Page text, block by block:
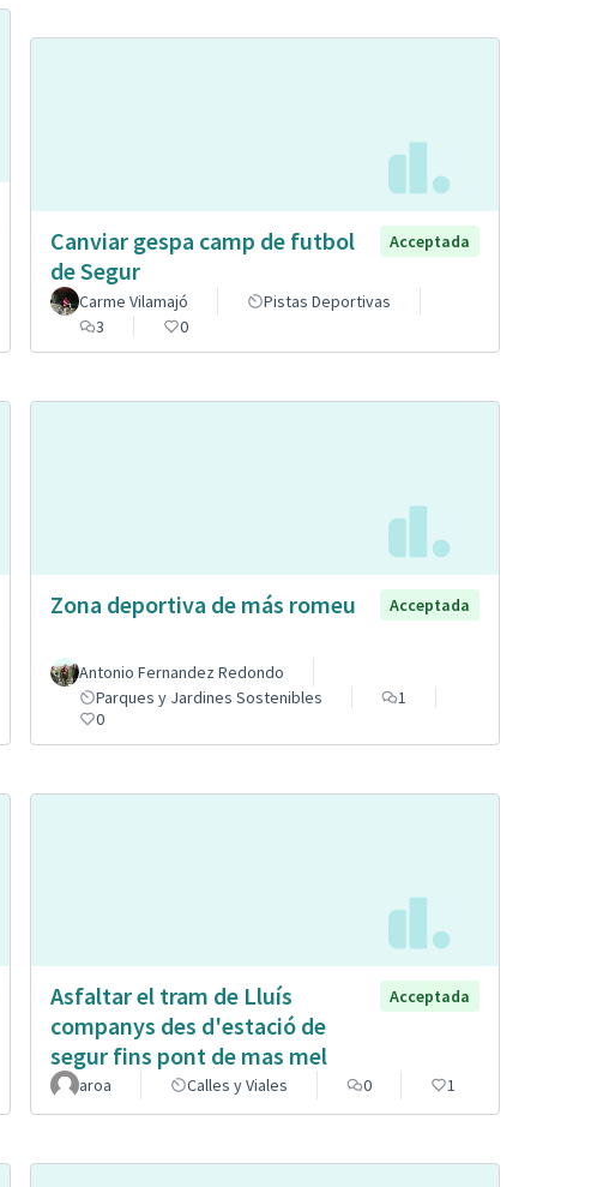
Canviar gespa camp de futbol
de Segur
Acceptada
Carme Vilamajó
Pistas Deportivas
3
0
Zona deportiva de más romeu Acceptada
Antonio Fernandez Redondo
Parques y Jardines Sostenibles
1
0
Asfaltar el tram de Lluís
companys des d'estació de
segur fins pont de mas mel
Acceptada
aroa Calles y Viales 0 1